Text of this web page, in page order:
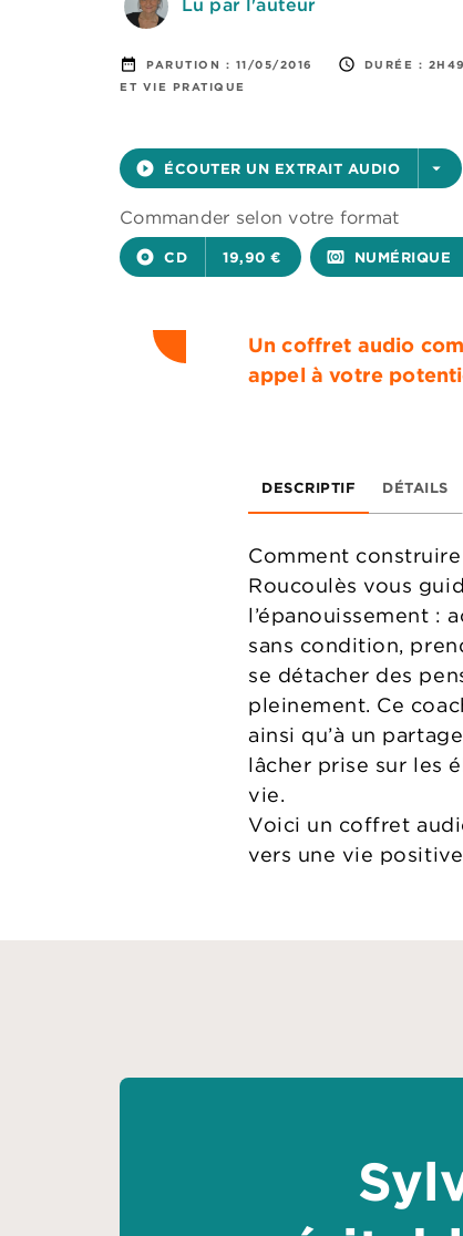
Lu par l'auteur
date_range PARUTION : 11/05/2016 access_time DURÉE : 2H49
ET VIE PRATIQUE
play_circle_filled ÉCOUTER UN EXTRAIT AUDIO arrow_drop_down
Commander selon votre format
album CD 19,90 € surround_sound NUMÉRIQUE
Un coffret audio
appel à votre
DESCRIPTIF DÉTAILS
Comment
Roucoulès vous
l’épanouissement :
sans condition,
se détacher des
pleinement. Ce
ainsi qu’à un
lâcher prise sur les
vie.
Voici un coffret
vers une vie